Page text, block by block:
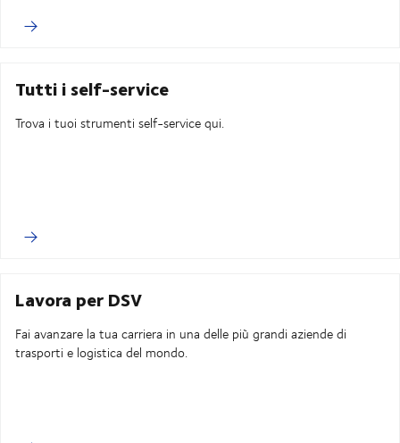
Tutti i self-service
Trova i tuoi strumenti self-service qui.
Lavora per DSV
Fai avanzare la tua carriera in una delle più grandi aziende di
trasporti e logistica del mondo.